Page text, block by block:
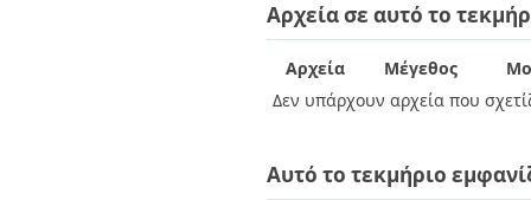
Αρχεία σε αυτό το
Αρχεία Μέγεθος
Δεν υπάρχουν αρχεία που
Αυτό το τεκμήριο